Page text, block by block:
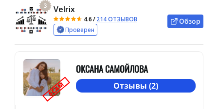
3 Velrix
4.6/214 ОТЗЫВОВ
Проверен
Обзор
SCAM
ОКСАНА САМОЙЛОВА
Отзывы (2)